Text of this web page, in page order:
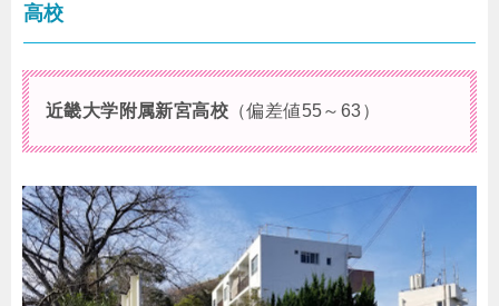
高校
近畿大学附属新宮高校 （偏差値55～63）